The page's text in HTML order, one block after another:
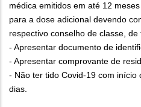
médica emitidos em até 12
para a dose adicional devendo
respectivo conselho de classe, de
- Apresentar documento de
- Apresentar comprovante de
- Não ter tido Covid-19 com início
dias.